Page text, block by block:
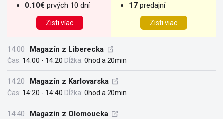
0.10€ prvých 10 dní
Zisti víac
17 predajní
Zisti viac
14:00 Magazín z Liberecka
Čas: 14:00 - 14:20 Dĺžka: 0hod a 20min
14:20 Magazín z Karlovarska
Čas: 14:20 - 14:40 Dĺžka: 0hod a 20min
14:40 Magazín z Olomoucka